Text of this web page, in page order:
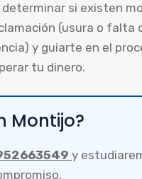
si existen
(usura o falta
y guiarte en el
tu dinero.
Montijo?
y